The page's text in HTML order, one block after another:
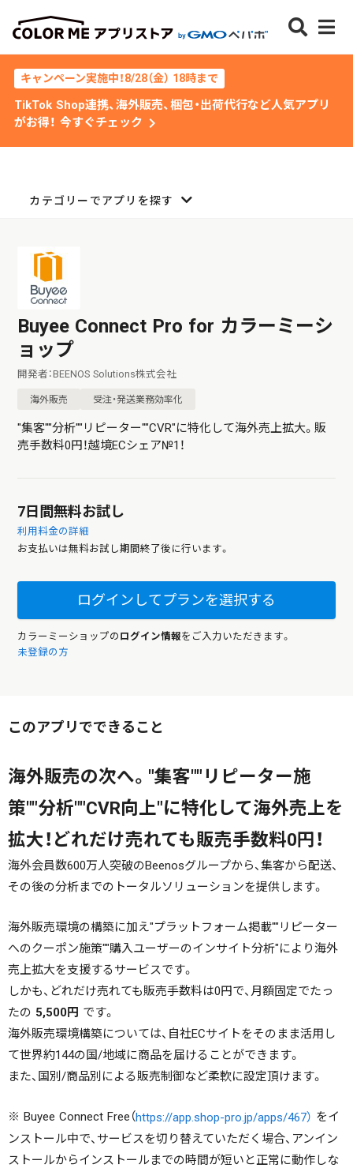
キャンペーン実施中！8/28（金） 18時まで
TikTok Shop連携、海外販売、梱包・出荷代行など人気アプリ
がお得！ 今すぐチェック chevron_right
カテゴリーでアプリを探す
Buyee Connect Pro for カラーミーシ
ョップ
開発者：BEENOS Solutions株式会社
海外販売 受注・発送業務効率化
"集客""分析""リピーター""CVR"に特化して海外売上拡大。販
売手数料0円！越境ECシェア№1！
7日間無料お試し
利用料金の詳細
お支払いは無料お試し期間終了後に行います。
ログインしてプランを選択する
カラーミーショップの ログイン情報をご入力いただきます。
未登録の方
このアプリでできること
海外販売の次へ。"集客""リピーター施
策""分析""CVR向上"に特化して海外売上を
拡大！どれだけ売れても販売手数料0円！
海外会員数600万人突破のBeenosグループから、集客から配送、
その後の分析までのトータルソリューションを提供します。
海外販売環境の構築に加え"プラットフォーム掲載""リピーター
へのクーポン施策""購入ユーザーのインサイト分析"により海外
売上拡大を支援するサービスです。
しかも、どれだけ売れても販売手数料は0円で、月額固定でたっ
たの 5,500円 です。
海外販売環境構築については、自社ECサイトをそのまま活用し
て世界約144の国/地域に商品を届けることができます。
また、国別/商品別による販売制御など柔軟に設定頂けます。
※ Buyee Connect Free（https://app.shop-pro.jp/apps/467） をイ
ンストール中で、サービスを切り替えていただく場合、アンイン
ストールからインストールまでの時間が短いと正常に動作しな